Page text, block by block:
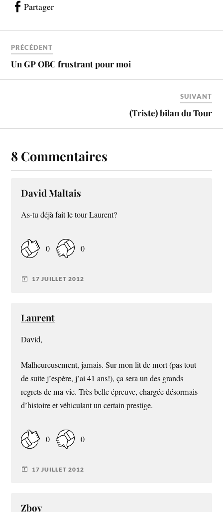
Partager
PRÉCÉDENT
Un GP OBC frustrant pour moi
SUIVANT
(Triste) bilan du Tour
8 Commentaires
David Maltais
As-tu déjà fait le tour Laurent?
0 0
17 JUILLET 2012
Laurent
David,
Malheureusement, jamais. Sur mon lit de mort (pas tout
de suite j’espère, j’ai 41 ans!), ça sera un des grands
regrets de ma vie. Très belle épreuve, chargée désormais
d’histoire et véhiculant un certain prestige.
0 0
17 JUILLET 2012
Zboy